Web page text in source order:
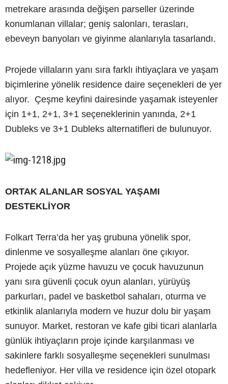
metrekare arasında değişen parseller üzerinde
konumlanan villalar; geniş salonları, terasları,
ebeveyn banyoları ve giyinme alanlarıyla tasarlandı.
Projede villaların yanı sıra farklı ihtiyaçlara ve yaşam
biçimlerine yönelik residence daire seçenekleri de yer
alıyor. Çeşme keyfini dairesinde yaşamak isteyenler
için 1+1, 2+1, 3+1 seçeneklerinin yanında, 2+1
Dubleks ve 3+1 Dubleks alternatifleri de bulunuyor.
ORTAK ALANLAR SOSYAL YAŞAMI
DESTEKLİYOR
Folkart Terra’da her yaş grubuna yönelik spor,
dinlenme ve sosyalleşme alanları öne çıkıyor.
Projede açık yüzme havuzu ve çocuk havuzunun
yanı sıra güvenli çocuk oyun alanları, yürüyüş
parkurları, padel ve basketbol sahaları, oturma ve
etkinlik alanlarıyla modern ve huzur dolu bir yaşam
sunuyor. Market, restoran ve kafe gibi ticari alanlarla
günlük ihtiyaçların proje içinde karşılanması ve
sakinlere farklı sosyalleşme seçenekleri sunulması
hedefleniyor. Her villa ve residence için özel otopark